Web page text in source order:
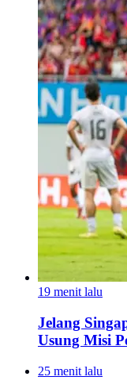
19 menit lalu
Jelang
Usung Misi
25 menit lalu